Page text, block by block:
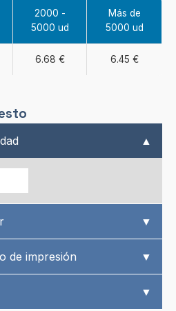
2000 -
5000 ud
Más de
5000 ud
6.68 € 6.45 €
▲
▼
de impresión ▼
▼